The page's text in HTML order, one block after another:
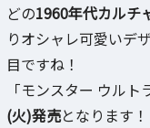
どの1960年代カルチ
りオシャレ可愛いデ
目ですね！
「モンスター ウル
(火)発売となります！